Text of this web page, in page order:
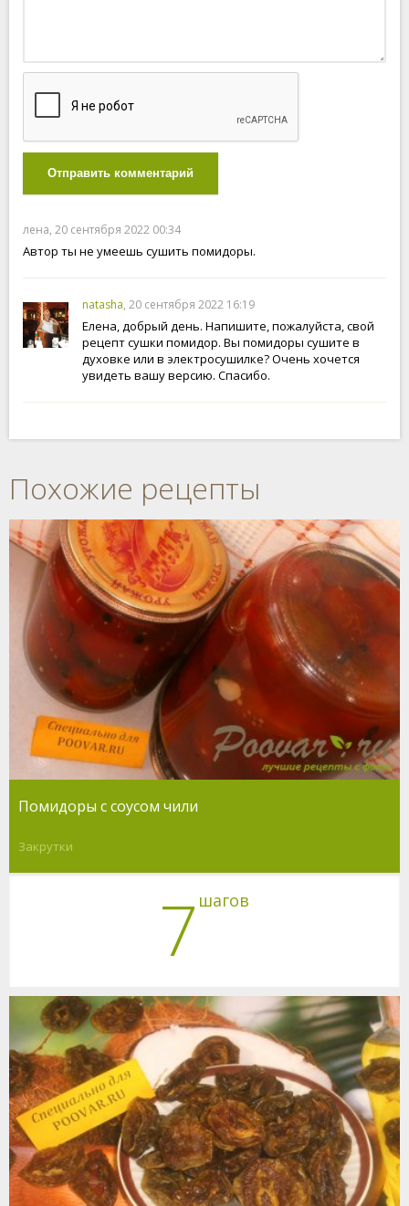
Отправить комментарий
лена, 20 сентября 2022 00:34
Автор ты не умеешь сушить помидоры.
natasha, 20 сентября 2022 16:19
Елена, добрый день. Напишите, пожалуйста, свой
рецепт сушки помидор. Вы помидоры сушите в
духовке или в электросушилке? Очень хочется
увидеть вашу версию. Спасибо.
Похожие рецепты
Помидоры с соусом чили
Закрутки
7 шагов